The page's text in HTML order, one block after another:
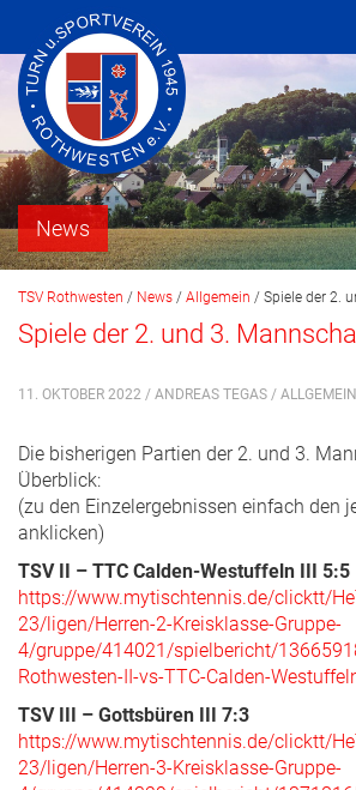
News
TSV Rothwesten / News / Allgemein / Spiele der 2.
Spiele der 2. und 3.
11. OKTOBER 2022 / ANDREAS TEGAS / ALLGEMEIN
Die bisherigen Partien der 2. und 3.
Überblick:
(zu den Einzelergebnissen einfach den
anklicken)
TSV II – TTC Calden-Westuffeln III 5:5
https://www.mytischtennis.de/clicktt/
23/ligen/Herren-2-Kreisklasse-Gruppe-
4/gruppe/414021/spielbericht/
Rothwesten-II-vs-TTC-Calden-
TSV III – Gottsbüren III 7:3
https://www.mytischtennis.de/clicktt/
23/ligen/Herren-3-Kreisklasse-Gruppe-